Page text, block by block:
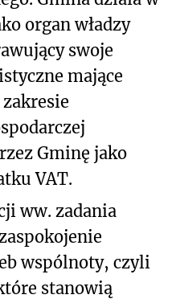
organ władzy
swoje
mające
Gminę jako
VAT.
ww. zadania
wspólnoty, czyli
stanowią